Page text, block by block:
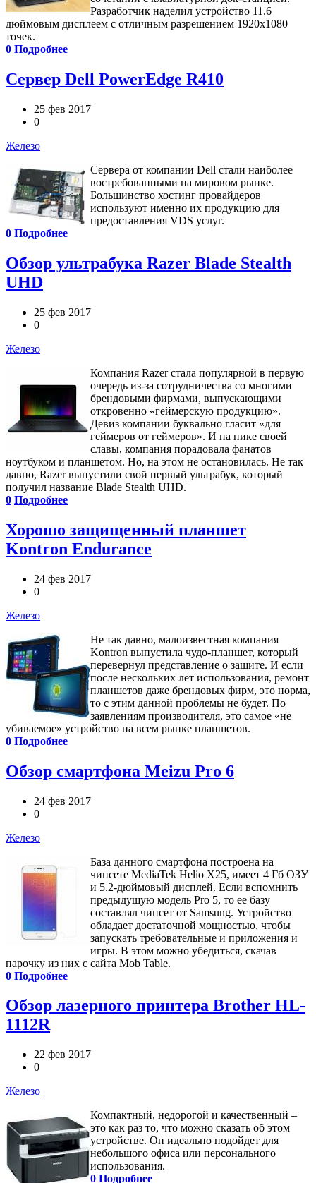
Разработчик наделил устройство 11.6
дюймовым дисплеем с отличным разрешением 1920х1080
точек.
0 Подробнее
Cервер Dell PowerEdge R410
25 фев 2017
0
Железо
Сервера от компании Dell стали наиболее
востребованными на мировом рынке.
Большинство хостинг провайдеров
используют именно их продукцию для
предоставления VDS услуг.
0 Подробнее
Обзор ультрабука Razer Blade Stealth
UHD
25 фев 2017
0
Железо
Компания Razer стала популярной в первую
очередь из-за сотрудничества со многими
брендовыми фирмами, выпускающими
откровенно «геймерскую продукцию».
Девиз компании буквально гласит «для
геймеров от геймеров». И на пике своей
славы, компания порадовала фанатов
ноутбуком и планшетом. Но, на этом не остановилась. Не так
давно, Razer выпустили свой первый ультрабук, который
получил название Blade Stealth UHD.
0 Подробнее
Хорошо защищенный планшет
Kontron Endurance
24 фев 2017
0
Железо
Не так давно, малоизвестная компания
Kontron выпустила чудо-планшет, который
перевернул представление о защите. И если
после нескольких лет использования, ремонт
планшетов даже брендовых фирм, это норма,
то с этим данной проблемы не будет. По
заявлениям производителя, это самое «не
убиваемое» устройство на всем рынке планшетов.
0 Подробнее
Обзор смартфона Meizu Pro 6
24 фев 2017
0
Железо
База данного смартфона построена на
чипсете MediaTek Helio Х25, имеет 4 Гб ОЗУ
и 5.2-дюймовый дисплей. Если вспомнить
предыдущую модель Pro 5, то ее базу
составлял чипсет от Samsung. Устройство
обладает достаточной мощностью, чтобы
запускать требовательные и приложения и
игры. В этом можно убедиться, скачав
парочку из них с сайта Mob Table.
0 Подробнее
Обзор лазерного принтера Brother HL-
1112R
22 фев 2017
0
Железо
Компактный, недорогой и качественный –
это как раз то, что можно сказать об этом
устройстве. Он идеально подойдет для
небольшого офиса или персонального
использования.
0 Подробнее